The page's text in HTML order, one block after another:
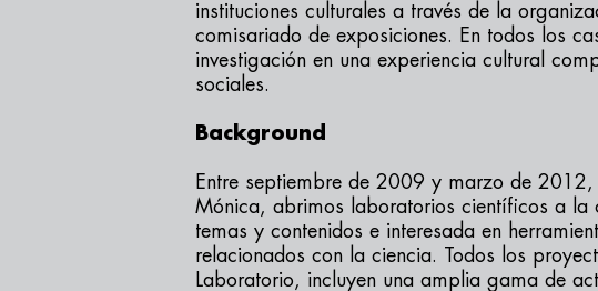
instituciones culturales a través de la
comisariado de exposiciones. En todos los
investigación en una experiencia cultural
sociales.
Background
Entre septiembre de 2009 y marzo de
Mónica, abrimos laboratorios científicos a la
temas y contenidos e interesada en
relacionados con la ciencia. Todos los
Laboratorio, incluyen una amplia gama de